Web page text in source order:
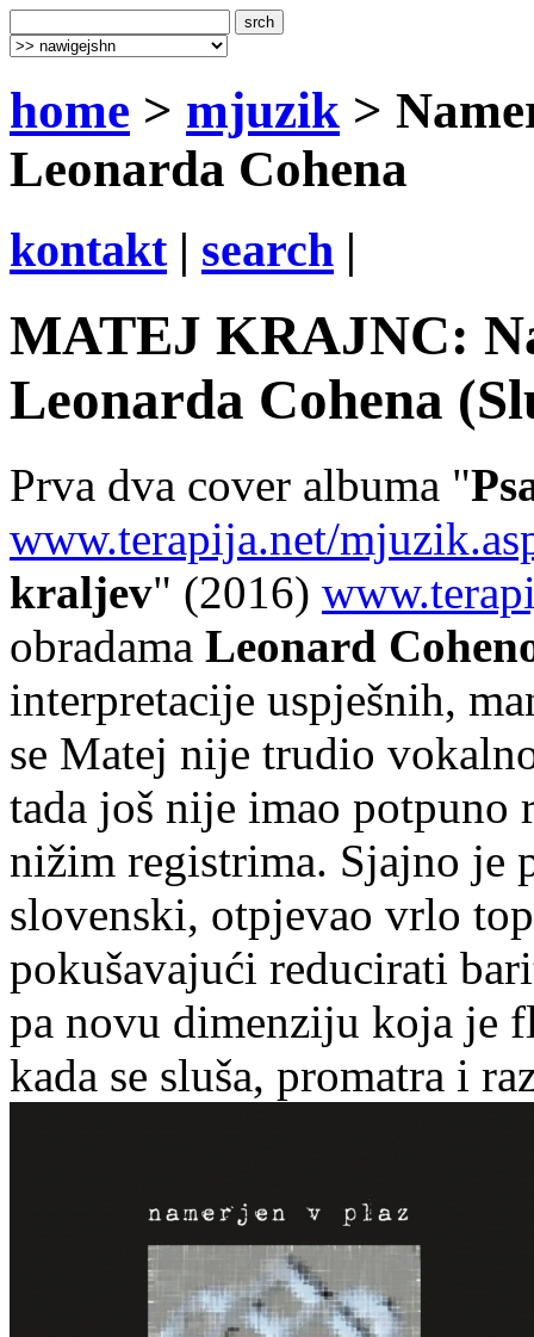
home > mjuzik >
Leonarda Cohena
kontakt| search |
MATEJ KRAJNC:
Leonarda Cohena
Prva dva cover albuma "
www.terapija.net/
kraljev" (2016)
obradama Leonard
interpretacije uspješnih,
se Matej nije trudio
tada još nije imao potpuno
nižim registrima. Sjajno je
slovenski, otpjevao vrlo
pokušavajući reducirati
pa novu dimenziju koja je
kada se sluša, promatra i